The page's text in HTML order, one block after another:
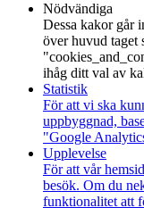
Nödvändiga
Dessa kakor går
över huvud taget
ihåg ditt val av
Statistik
För att vi ska
uppbyggnad,
"Google
Upplevelse
För att vår
besök. Om du
funktionalitet att